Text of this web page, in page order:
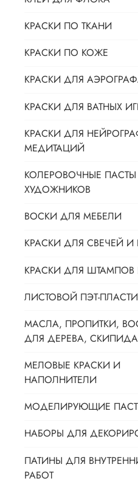
КРАСКИ ПО ТКАНИ
КРАСКИ ПО КОЖЕ
КРАСКИ ДЛЯ
КРАСКИ ДЛЯ ВАТНЫХ
КРАСКИ ДЛЯ
МЕДИТАЦИЙ
КОЛЕРОВОЧНЫЕ
ХУДОЖНИКОВ
ВОСКИ ДЛЯ МЕБЕЛИ
КРАСКИ ДЛЯ СВЕЧЕЙ И
КРАСКИ ДЛЯ ШТАМПОВ
ЛИСТОВОЙ ПЭТ-
МАСЛА, ПРОПИТКИ,
ДЛЯ ДЕРЕВА,
МЕЛОВЫЕ КРАСКИ И
НАПОЛНИТЕЛИ
МОДЕЛИРУЮЩИЕ
НАБОРЫ ДЛЯ
ПАТИНЫ ДЛЯ
РАБОТ